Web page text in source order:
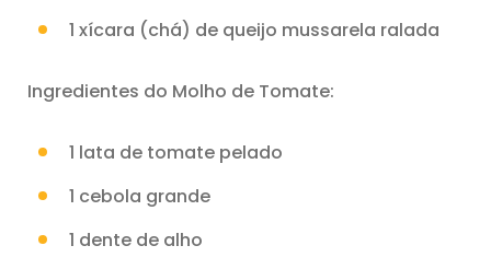
1 xícara (chá) de queijo mussarela ralada
Ingredientes do Molho de Tomate:
1 lata de tomate pelado
1 cebola grande
1 dente de alho